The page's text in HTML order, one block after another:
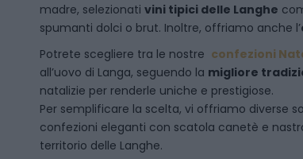
madre, selezionati vini tipici delle Langhe
spumanti dolci o brut. Inoltre, offriamo anche l’
Potrete scegliere tra le nostre confezioni
all’uovo di Langa, seguendo la migliore
natalizie per renderle uniche e prestigiose.
Per semplificare la scelta, vi offriamo diverse
confezioni eleganti con scatola canetè e
territorio delle Langhe.